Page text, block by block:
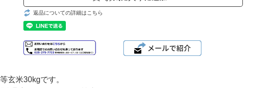
返品についての詳細はこちら
玄米30kgです。